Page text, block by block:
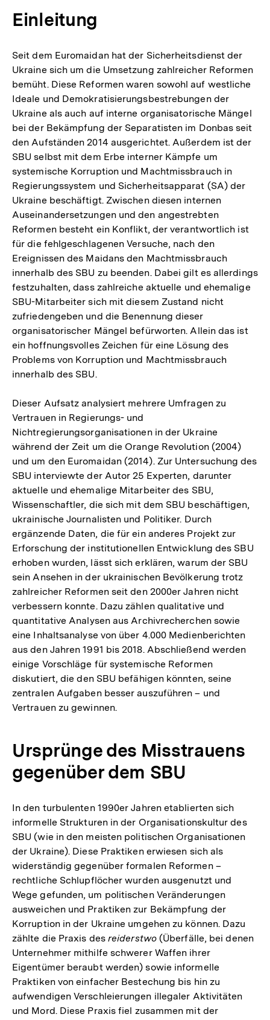
Einleitung
Seit dem Euromaidan hat der Sicherheitsdienst der
Ukraine sich um die Umsetzung zahlreicher Reformen
bemüht. Diese Reformen waren sowohl auf westliche
Ideale und Demokratisierungsbestrebungen der
Ukraine als auch auf interne organisatorische Mängel
bei der Bekämpfung der Separatisten im Donbas seit
den Aufständen 2014 ausgerichtet. Außerdem ist der
SBU selbst mit dem Erbe interner Kämpfe um
systemische Korruption und Machtmissbrauch in
Regierungssystem und Sicherheitsapparat (SA) der
Ukraine beschäftigt. Zwischen diesen internen
Auseinandersetzungen und den angestrebten
Reformen besteht ein Konflikt, der verantwortlich ist
für die fehlgeschlagenen Versuche, nach den
Ereignissen des Maidans den Machtmissbrauch
innerhalb des SBU zu beenden. Dabei gilt es allerdings
festzuhalten, dass zahlreiche aktuelle und ehemalige
SBU-Mitarbeiter sich mit diesem Zustand nicht
zufriedengeben und die Benennung dieser
organisatorischer Mängel befürworten. Allein das ist
ein hoffnungsvolles Zeichen für eine Lösung des
Problems von Korruption und Machtmissbrauch
innerhalb des SBU.
Dieser Aufsatz analysiert mehrere Umfragen zu
Vertrauen in Regierungs- und
Nichtregierungsorganisationen in der Ukraine
während der Zeit um die Orange Revolution (2004)
und um den Euromaidan (2014). Zur Untersuchung des
SBU interviewte der Autor 25 Experten, darunter
aktuelle und ehemalige Mitarbeiter des SBU,
Wissenschaftler, die sich mit dem SBU beschäftigen,
ukrainische Journalisten und Politiker. Durch
ergänzende Daten, die für ein anderes Projekt zur
Erforschung der institutionellen Entwicklung des SBU
erhoben wurden, lässt sich erklären, warum der SBU
sein Ansehen in der ukrainischen Bevölkerung trotz
zahlreicher Reformen seit den 2000er Jahren nicht
verbessern konnte. Dazu zählen qualitative und
quantitative Analysen aus Archivrecherchen sowie
eine Inhaltsanalyse von über 4.000 Medienberichten
aus den Jahren 1991 bis 2018. Abschließend werden
einige Vorschläge für systemische Reformen
diskutiert, die den SBU befähigen könnten, seine
zentralen Aufgaben besser auszuführen – und
Vertrauen zu gewinnen.
Ursprünge des Misstrauens
gegenüber dem SBU
In den turbulenten 1990er Jahren etablierten sich
informelle Strukturen in der Organisationskultur des
SBU (wie in den meisten politischen Organisationen
der Ukraine). Diese Praktiken erwiesen sich als
widerständig gegenüber formalen Reformen –
rechtliche Schlupflöcher wurden ausgenutzt und
Wege gefunden, um politischen Veränderungen
ausweichen und Praktiken zur Bekämpfung der
Korruption in der Ukraine umgehen zu können. Dazu
zählte die Praxis des reiderstwo (Überfälle, bei denen
Unternehmer mithilfe schwerer Waffen ihrer
Eigentümer beraubt werden) sowie informelle
Praktiken von einfacher Bestechung bis hin zu
aufwendigen Verschleierungen illegaler Aktivitäten
und Mord. Diese Praxis fiel zusammen mit der